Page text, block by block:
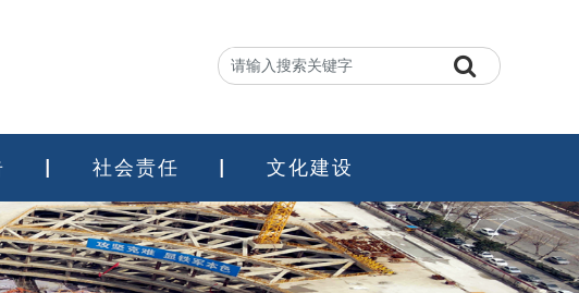
社会责任 文化建设